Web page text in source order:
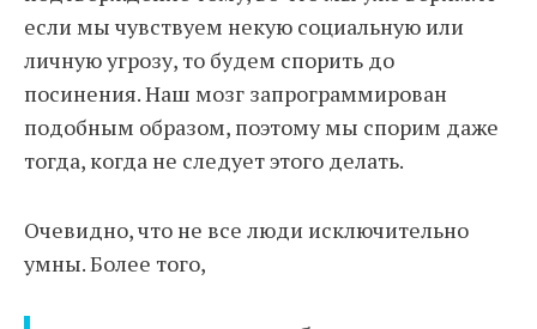
если мы чувствуем некую социальную или
личную угрозу, то будем спорить до
посинения. Наш мозг запрограммирован
подобным образом, поэтому мы спорим даже
тогда, когда не следует этого делать.
Очевидно, что не все люди исключительно
умны. Более того,